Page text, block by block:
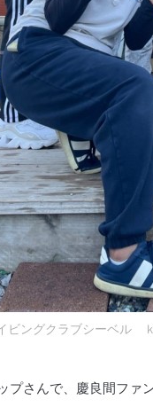
ビングクラブシーベル
プさんで、慶良間ファ